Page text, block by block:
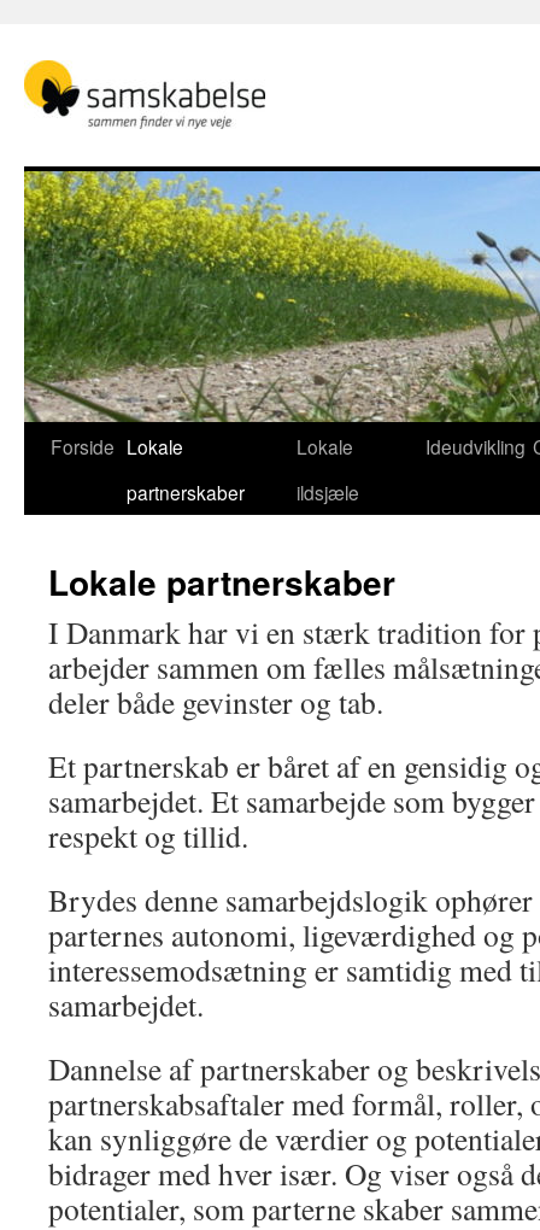
indhold
Forside Lokale
partnerskaber
Lokale
ildsjæle
Ideudvikling
Lokale partnerskaber
I Danmark har vi en stærk tradition for
arbejder sammen om fælles
deler både gevinster og tab.
Et partnerskab er båret af en gensidig
samarbejdet. Et samarbejde som
respekt og tillid.
Brydes denne samarbejdslogik
parternes autonomi, ligeværdighed og
interessemodsætning er samtidig med
samarbejdet.
Dannelse af partnerskaber og
partnerskabsaftaler med formål, roller,
kan synliggøre de værdier og
bidrager med hver især. Og viser også
potentialer, som parterne skaber